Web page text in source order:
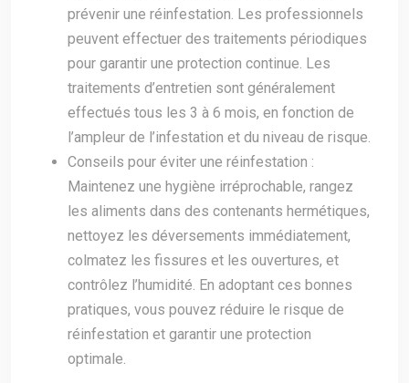
prévenir une réinfestation. Les professionnels
peuvent effectuer des traitements périodiques
pour garantir une protection continue. Les
traitements d’entretien sont généralement
effectués tous les 3 à 6 mois, en fonction de
l’ampleur de l’infestation et du niveau de risque.
Conseils pour éviter une réinfestation :
Maintenez une hygiène irréprochable, rangez
les aliments dans des contenants hermétiques,
nettoyez les déversements immédiatement,
colmatez les fissures et les ouvertures, et
contrôlez l’humidité. En adoptant ces bonnes
pratiques, vous pouvez réduire le risque de
réinfestation et garantir une protection
optimale.